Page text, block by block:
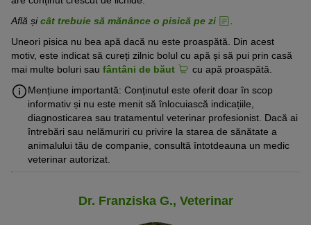
Află șicât trebuie să mănânce o pisică pe zi
Uneori pisica nu bea apă dacă nu este proaspătă. Din acest
motiv, este indicat să cureți zilnic bolul cu apă și să pui prin casă
mai multe boluri sau fântâni de băut
cu apă proaspătă.
Mențiune importantă: Conținutul este oferit doar în scop
informativ și nu este menit să înlocuiască indicațiile,
diagnosticarea sau tratamentul veterinar profesionist. Dacă ai
întrebări sau nelămuriri cu privire la starea de sănătate a
animalului tău de companie, consultă întotdeauna un medic
veterinar autorizat.
Dr. Franziska G., Veterinar